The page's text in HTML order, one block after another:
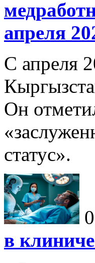
апреля
С апреля
Он
статус».
в